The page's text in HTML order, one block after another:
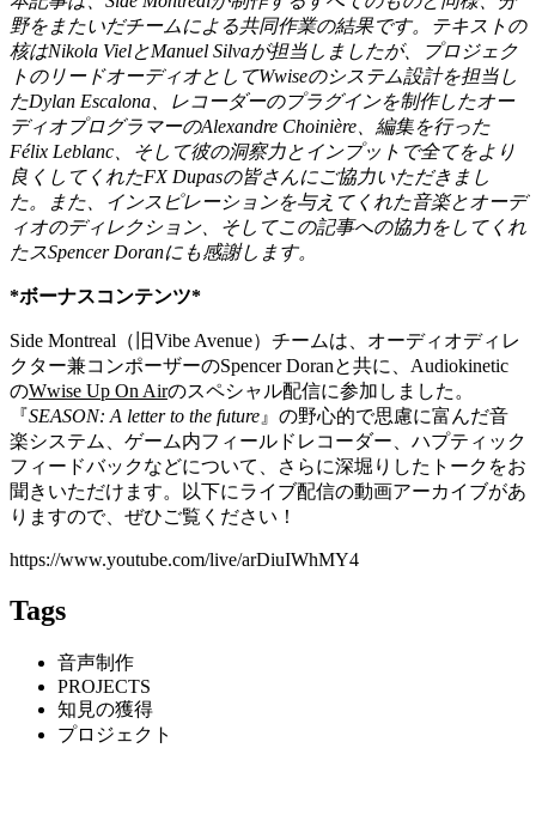
野をまたいだチームによる共同作業の結果です。テキストの
核はNikola VielとManuel Silvaが担当しましたが、プロジェク
トのリードオーディオとしてWwiseのシステム設計を担当し
たDylan Escalona、レコーダーのプラグインを制作したオー
ディオプログラマーのAlexandre Choinière、編集を行った
Félix Leblanc、そして彼の洞察力とインプットで全てをより
良くしてくれたFX Dupasの皆さんにご協力いただきまし
た。また、インスピレーションを与えてくれた音楽とオーデ
ィオのディレクション、そしてこの記事への協力をしてくれ
たスSpencer Doranにも感謝します。
*ボーナスコンテンツ*
Side Montreal（旧Vibe Avenue）チームは、オーディオディレ
クター兼コンポーザーのSpencer Doranと共に、Audiokinetic
のWwise Up On Airのスペシャル配信に参加しました。
『SEASON: A letter to the future 』の野心的で思慮に富んだ音
楽システム、ゲーム内フィールドレコーダー、ハプティック
フィードバックなどについて、さらに深堀りしたトークをお
聞きいただけます。以下にライブ配信の動画アーカイブがあ
りますので、ぜひご覧ください！
https://www.youtube.com/live/arDiuIWhMY4
Tags
音声制作
PROJECTS
知見の獲得
プロジェクト